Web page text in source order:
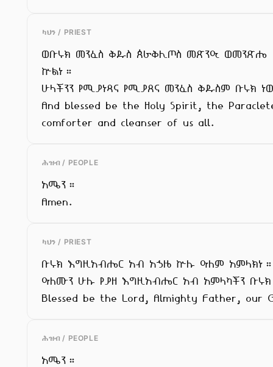
ካህን / PRIEST
ወቡሩክ መንፈስ ቅዱስ ጰራቅሊጦስ መጽንዒ ወመንጽሔ
ኵልነ።
ሁላችንን የሚያነጻና የሚያጸና መንፈስ ቅዱስም ቡሩክ
And blessed be the Holy Spirit, the
comforter and cleanser of us all.
ሕዝብ / PEOPLE
አሜን።
Amen.
ካህን / PRIEST
ቡሩክ እግዚአብሔር አብ አኃዜ ኵሉ ዓለም
ዓለሙን ሁሉ የያዘ እግዚአብሔር አብ አምላካችን
Blessed be the Lord, Almighty Father, our
ሕዝብ / PEOPLE
አሜን።